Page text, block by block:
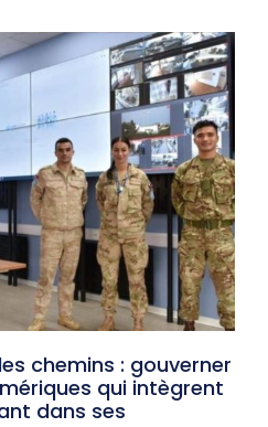
chemins : gouverner
qui intègrent
dans ses